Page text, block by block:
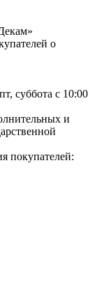
о
суббота с 10:00
и
покупателей: